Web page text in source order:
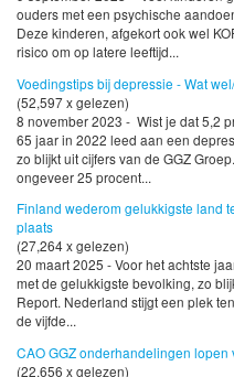
ouders met een psychische
Deze kinderen, afgekort ook wel
risico om op latere leeftijd...
Voedingstips bij depressie - Wat
(52,597 x gelezen)
8 november 2023 - Wist je dat 5,2
65 jaar in 2022 leed aan een
zo blijkt uit cijfers van de GGZ
ongeveer 25 procent...
Finland wederom gelukkigste land
plaats
(27,264 x gelezen)
20 maart 2025 - Voor het achtste
met de gelukkigste bevolking, zo
Report. Nederland stijgt een plek
de vijfde...
CAO GGZ onderhandelingen
(22,656 x gelezen)